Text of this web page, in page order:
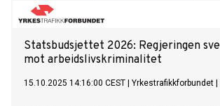
Statsbudsjettet 2026: Regjeringen
mot arbeidslivskriminalitet
15.10.2025 14:16:00 CEST Yrkestrafikkforbundet